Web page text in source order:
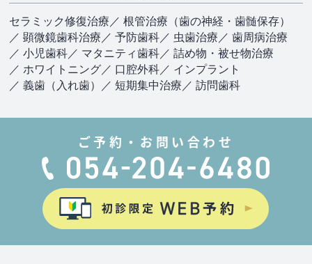
セラミック修復治療／ 根管治療（歯の神経・歯髄保存）
／ 顕微鏡歯科治療／ 予防歯科／ 虫歯治療／ 歯周病治療
／ 小児歯科／ マタニティ歯科／ 詰め物・被せ物治療
／ ホワイトニング／ 口腔外科／ インプラント
／ 義歯（入れ歯） ／ 短期集中治療／ 訪問歯科
ご予約・お問い合わせ